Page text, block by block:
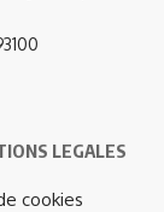
LEGALES
cookies